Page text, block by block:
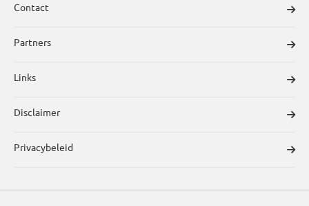
Contact
Partners
Links
Disclaimer
Privacybeleid